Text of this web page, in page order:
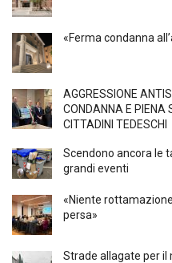
«Ferma condanna
AGGRESSIONE
CONDANNA E PIENA
CITTADINI TEDESCHI
Scendono ancora le
grandi eventi
«Niente
persa»
Strade allagate per il